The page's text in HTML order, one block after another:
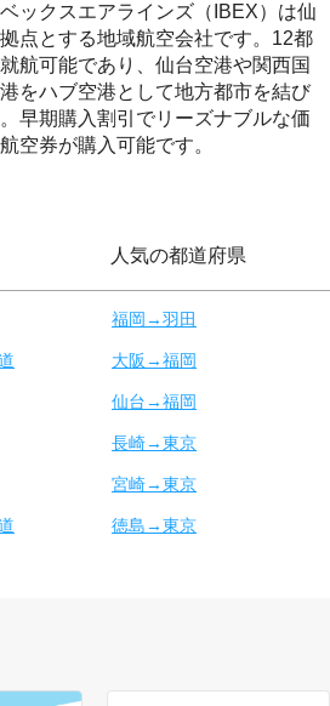
ックスエアラインズ（IBEX）は仙
点とする地域航空会社です。12都
航可能であり、仙台空港や関西国
をハブ空港として地方都市を結び
早期購入割引でリーズナブルな価
空券が購入可能です。
人気の都道府県
福岡→羽田
大阪→福岡
仙台→福岡
長崎→東京
宮崎→東京
徳島→東京